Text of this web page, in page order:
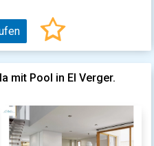
mit Pool in El Verger.